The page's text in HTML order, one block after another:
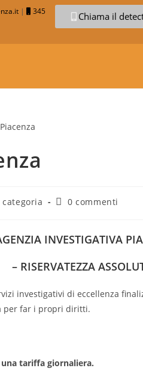
|
345
Chiama il
categoria 0 commenti
INVESTIGATIVA
– RISERVATEZZA
investigativi di eccellenza
per far i propri diritti.
tariffa giornaliera.